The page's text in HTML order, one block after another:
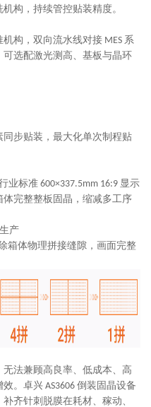
构，持续管控贴装精度。
构，双向流水线对接 MES 系
选配激光测高、基板与晶环
步贴装，最大化单次制程贴
业标准 600×337.5mm 16:9 显示
完整整板固晶，缩减多工序
生产
箱体物理拼接缝隙，画面完整
法兼顾高良率、低成本、高
效。卓兴 AS3606 倒装固晶设备
齐针刺脱膜在耗材、稼动、